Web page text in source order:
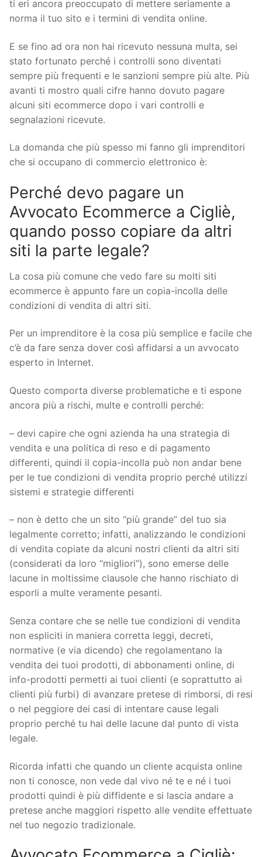
ti eri ancora preoccupato di mettere seriamente a
norma il tuo sito e i termini di vendita online.
E se fino ad ora non hai ricevuto nessuna multa, sei
stato fortunato perché i controlli sono diventati
sempre più frequenti e le sanzioni sempre più alte. Più
avanti ti mostro quali cifre hanno dovuto pagare
alcuni siti ecommerce dopo i vari controlli e
segnalazioni ricevute.
La domanda che più spesso mi fanno gli imprenditori
che si occupano di commercio elettronico è:
Perché devo pagare un
Avvocato Ecommerce a Cigliè,
quando posso copiare da altri
siti la parte legale?
La cosa più comune che vedo fare su molti siti
ecommerce è appunto fare un copia-incolla delle
condizioni di vendita di altri siti.
Per un imprenditore è la cosa più semplice e facile che
c’è da fare senza dover così affidarsi a un avvocato
esperto in Internet.
Questo comporta diverse problematiche e ti espone
ancora più a rischi, multe e controlli perché:
– devi capire che ogni azienda ha una strategia di
vendita e una politica di reso e di pagamento
differenti, quindi il copia-incolla può non andar bene
per le tue condizioni di vendita proprio perché utilizzi
sistemi e strategie differenti
– non è detto che un sito “più grande” del tuo sia
legalmente corretto; infatti, analizzando le condizioni
di vendita copiate da alcuni nostri clienti da altri siti
(considerati da loro “migliori”), sono emerse delle
lacune in moltissime clausole che hanno rischiato di
esporli a multe veramente pesanti.
Senza contare che se nelle tue condizioni di vendita
non espliciti in maniera corretta leggi, decreti,
normative (e via dicendo) che regolamentano la
vendita dei tuoi prodotti, di abbonamenti online, di
info-prodotti permetti ai tuoi clienti (e soprattutto ai
clienti più furbi) di avanzare pretese di rimborsi, di resi
o nel peggiore dei casi di intentare cause legali
proprio perché tu hai delle lacune dal punto di vista
legale.
Ricorda infatti che quando un cliente acquista online
non ti conosce, non vede dal vivo né te e né i tuoi
prodotti quindi è più diffidente e si lascia andare a
pretese anche maggiori rispetto alle vendite effettuate
nel tuo negozio tradizionale.